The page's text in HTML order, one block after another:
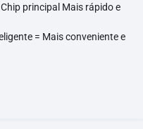
principal Mais rápido e
= Mais conveniente e
pequena ansiedade